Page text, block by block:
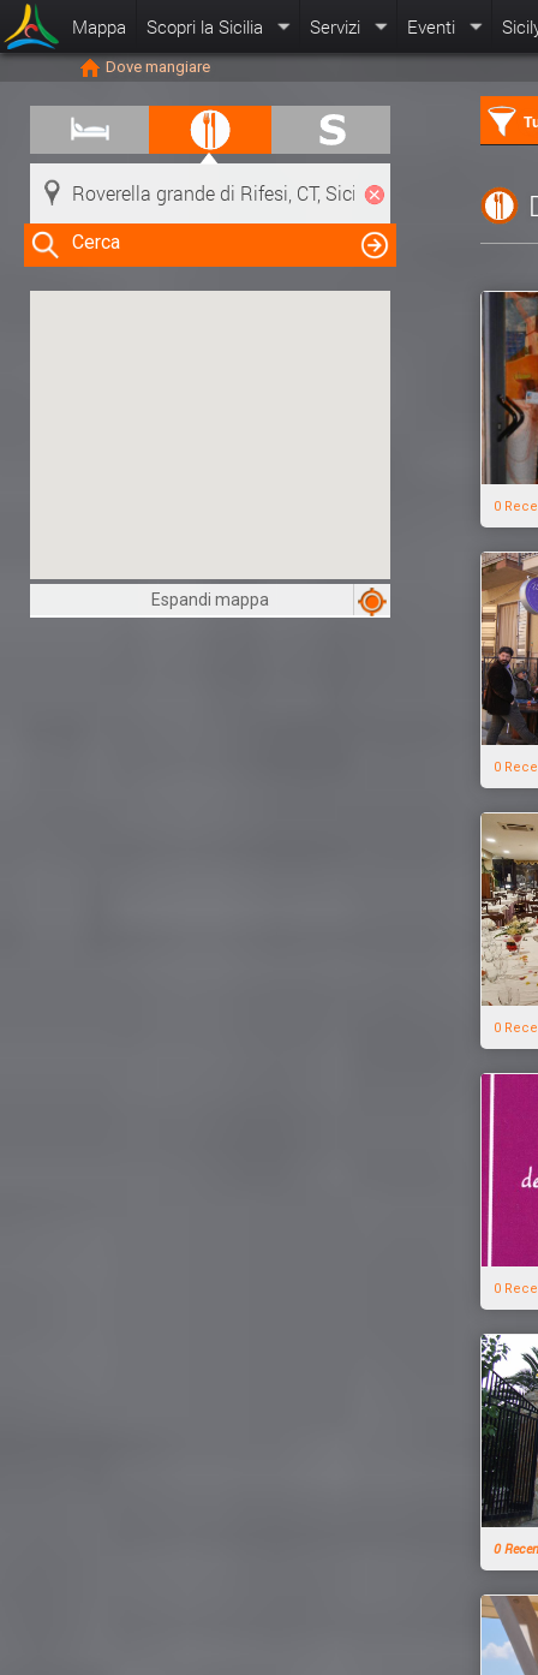
Mappa Scopri la Sicilia Servizi Eventi
Dove mangiare
Cerca
Espandi mappa
0
0
0
0
0